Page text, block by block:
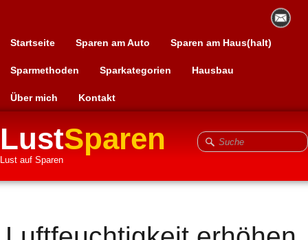
Startseite Sparen am Auto Sparen am Haus(halt)
Sparmethoden Sparkategorien Hausbau
Über mich Kontakt
LustSparen
Lust auf Sparen